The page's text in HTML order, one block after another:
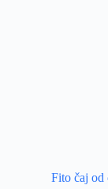
Fito čaj